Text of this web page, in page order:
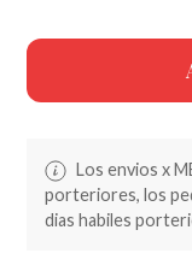
Los envios x
porteriores, los
dias habiles